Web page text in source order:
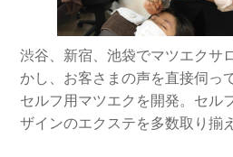
渋谷、新宿、池袋でマツエクサ
かし、お客さまの声を直接伺っ
セルフ用マツエクを開発。セル
ザインのエクステを多数取り揃